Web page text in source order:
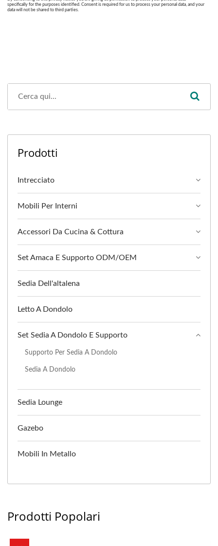
Prodotti
Intrecciato
Mobili Per Interni
Accessori Da Cucina & Cottura
Set Amaca E Supporto ODM/OEM
Sedia Dell'altalena
Letto A Dondolo
Set Sedia A Dondolo E Supporto
Supporto Per Sedia A Dondolo
Sedia A Dondolo
Sedia Lounge
Gazebo
Mobili In Metallo
Prodotti Popolari